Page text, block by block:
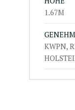
1.67M
KWPN,